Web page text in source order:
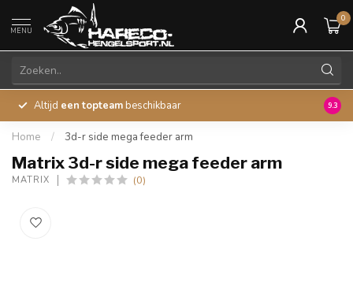
MENU
0
Altijd een topteam beschikbaar 45
9.3
Home / 3d-r side mega feeder arm
Matrix 3d-r side mega feeder arm
MATRIX (0)